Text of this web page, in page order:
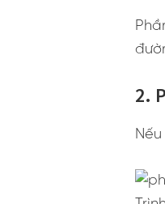
2.
Nếu